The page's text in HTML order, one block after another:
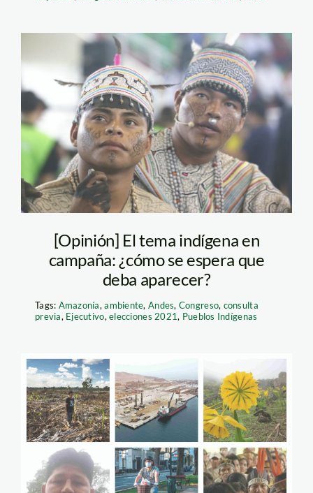
indigenas-andina
[Opinión] El tema indígena en
campaña: ¿cómo se espera que
deba aparecer?
Tags: Amazonía,ambiente,Andes, Congreso, consulta
previa, Ejecutivo,elecciones 2021, Pueblos Indígenas
sucesos ambientales
del 2020 – spda